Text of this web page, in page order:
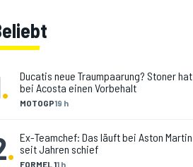
. MOTOGP19 h
Ducatis neue Traumpaarung? Stoner hat
bei Acosta einen Vorbehalt
. FORMEL 11 h
Ex-Teamchef: Das läuft bei Aston Martin
seit Jahren schief